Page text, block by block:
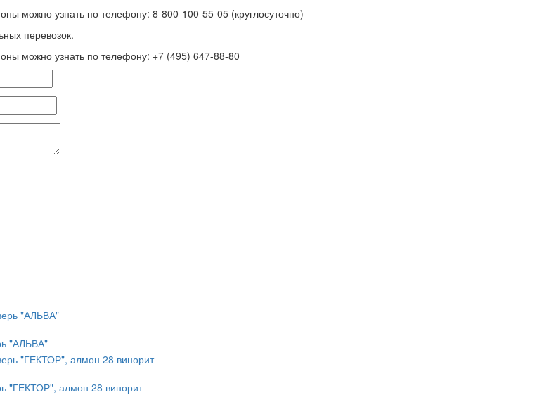
можно узнать по телефону: 8-800-100-55-05 (круглосуточно)
перевозок.
можно узнать по телефону: +7 (495) 647-88-80
"АЛЬВА"
"ГЕКТОР", алмон 28 винорит